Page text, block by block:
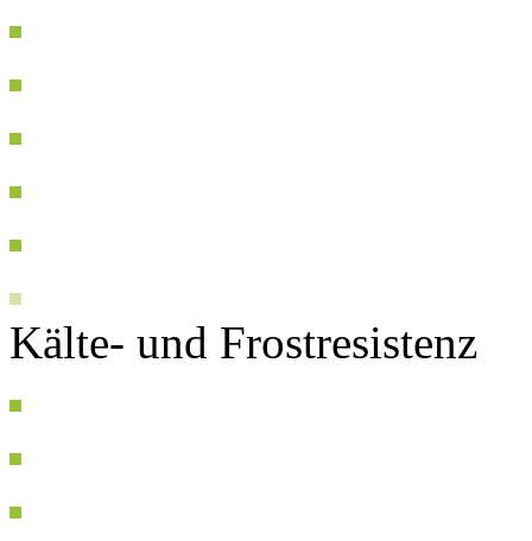
Kälte- und Frostresistenz